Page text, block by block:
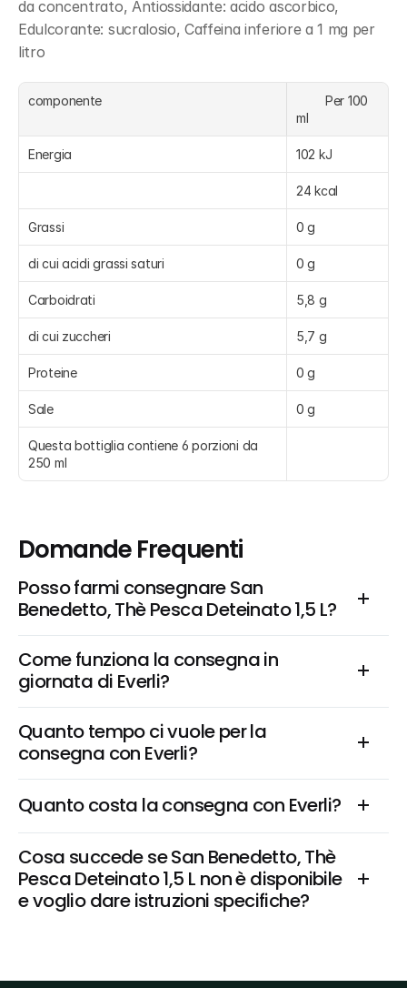
da concentrato, Antiossidante: acido ascorbico,
Edulcorante: sucralosio, Caffeina inferiore a 1 mg per
litro
componente
ml
Energia 102 kJ
24 kcal
Grassi 0 g
di cui acidi grassi saturi 0 g
Carboidrati 5,8 g
di cui zuccheri 5,7 g
Proteine 0 g
Sale 0 g
Questa bottiglia contiene 6 porzioni da
250 ml
Domande Frequenti
Posso farmi consegnare San
Benedetto, Thè Pesca Deteinato 1,5 L?
Come funziona la consegna in
giornata di Everli?
Quanto tempo ci vuole per la
consegna con Everli?
Quanto costa la consegna con Everli?
Cosa succede se San Benedetto, Thè
Pesca Deteinato 1,5 L non è disponibile
e voglio dare istruzioni specifiche?